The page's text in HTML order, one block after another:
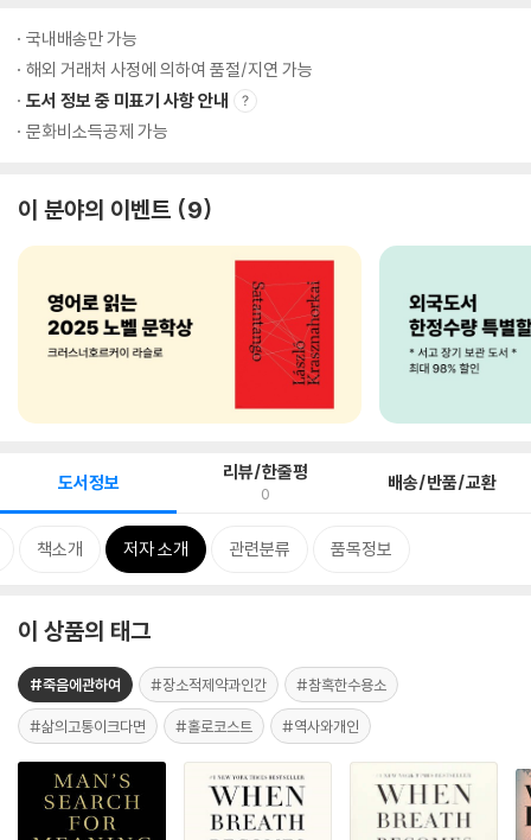
국내배송만 가능
해외 거래처 사정에 의하여 품절/지연 가능
도서 정보 중 미표기 사항 안내
문화비소득공제 가능
이 분야의 이벤트 9
도서정보 리뷰/한줄평
0 배송/반품/교환
책소개 저자 소개 관련분류 품목정보
이 상품의 태그
#죽음에관하여 #장소적제약과인간 #참혹한수용소
#삶의고통이크다면 #홀로코스트 #역사와개인